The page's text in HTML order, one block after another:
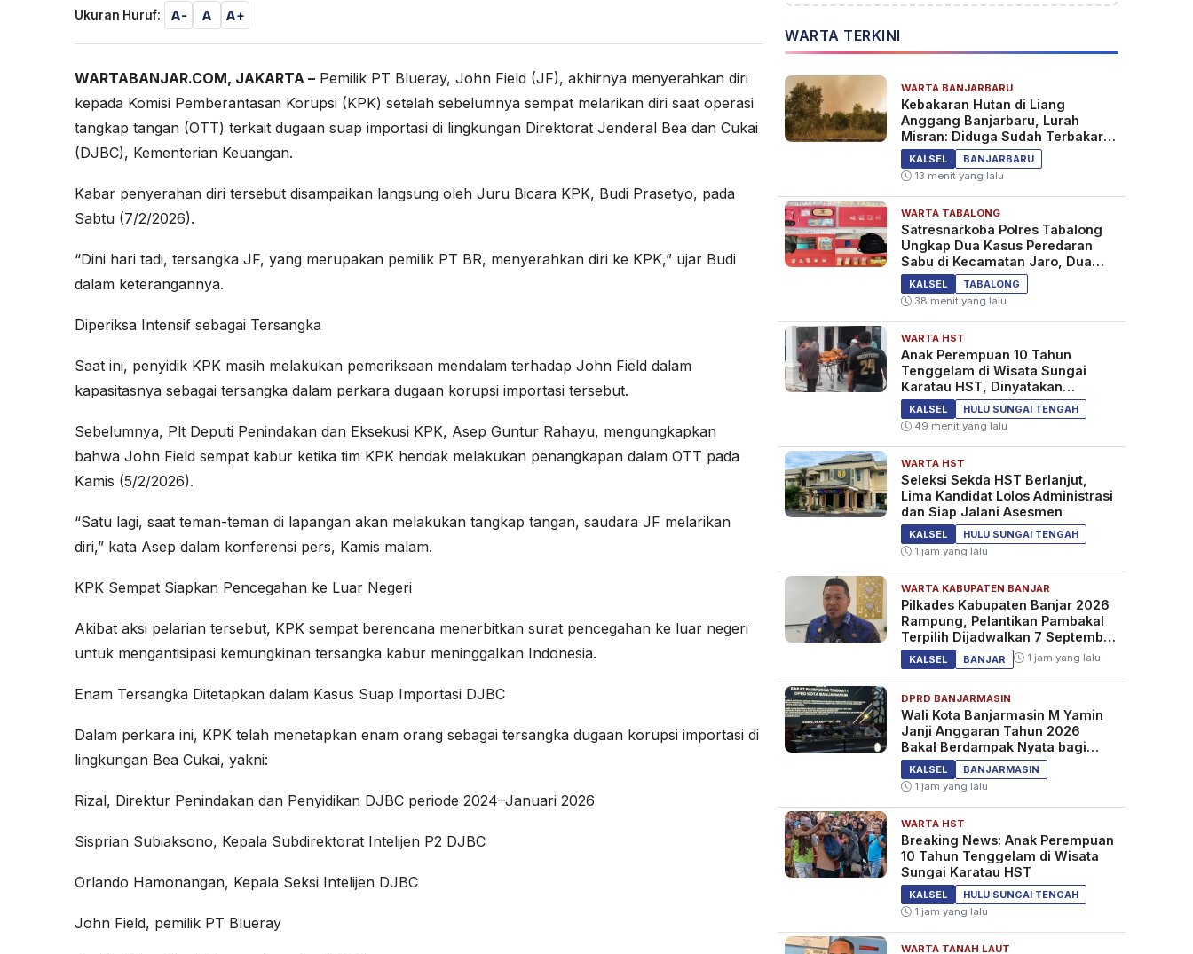
Ukuran Huruf: A- A A+
WARTABANJAR.COM, JAKARTA – Pemilik PT Blueray, John Field (JF), akhirnya menyerahkan diri
kepada Komisi Pemberantasan Korupsi (KPK) setelah sebelumnya sempat melarikan diri saat operasi
tangkap tangan (OTT) terkait dugaan suap importasi di lingkungan Direktorat Jenderal Bea dan Cukai
(DJBC), Kementerian Keuangan.
Kabar penyerahan diri tersebut disampaikan langsung oleh Juru Bicara KPK, Budi Prasetyo, pada
Sabtu (7/2/2026).
“Dini hari tadi, tersangka JF, yang merupakan pemilik PT BR, menyerahkan diri ke KPK,” ujar Budi
dalam keterangannya.
Diperiksa Intensif sebagai Tersangka
Saat ini, penyidik KPK masih melakukan pemeriksaan mendalam terhadap John Field dalam
kapasitasnya sebagai tersangka dalam perkara dugaan korupsi importasi tersebut.
Sebelumnya, Plt Deputi Penindakan dan Eksekusi KPK, Asep Guntur Rahayu, mengungkapkan
bahwa John Field sempat kabur ketika tim KPK hendak melakukan penangkapan dalam OTT pada
Kamis (5/2/2026).
“Satu lagi, saat teman-teman di lapangan akan melakukan tangkap tangan, saudara JF melarikan
diri,” kata Asep dalam konferensi pers, Kamis malam.
KPK Sempat Siapkan Pencegahan ke Luar Negeri
Akibat aksi pelarian tersebut, KPK sempat berencana menerbitkan surat pencegahan ke luar negeri
untuk mengantisipasi kemungkinan tersangka kabur meninggalkan Indonesia.
Enam Tersangka Ditetapkan dalam Kasus Suap Importasi DJBC
Dalam perkara ini, KPK telah menetapkan enam orang sebagai tersangka dugaan korupsi importasi di
lingkungan Bea Cukai, yakni:
Rizal, Direktur Penindakan dan Penyidikan DJBC periode 2024–Januari 2026
Sisprian Subiaksono, Kepala Subdirektorat Intelijen P2 DJBC
Orlando Hamonangan, Kepala Seksi Intelijen DJBC
John Field, pemilik PT Blueray
WARTA TERKINI
WARTA BANJARBARU
Kebakaran Hutan di Liang
Anggang Banjarbaru, Lurah
Misran: Diduga Sudah Terbakar
Sejak Tadi Malam
KALSEL
BANJARBARU
13 menit yang lalu
WARTA TABALONG
Satresnarkoba Polres Tabalong
Ungkap Dua Kasus Peredaran
Sabu di Kecamatan Jaro, Dua
Pelaku Diamankan
KALSEL
TABALONG
38 menit yang lalu
WARTA HST
Anak Perempuan 10 Tahun
Tenggelam di Wisata Sungai
Karatau HST, Dinyatakan
Meninggal Dunia
KALSEL
HULU SUNGAI TENGAH
49 menit yang lalu
WARTA HST
Seleksi Sekda HST Berlanjut,
Lima Kandidat Lolos Administrasi
dan Siap Jalani Asesmen
KALSEL
HULU SUNGAI TENGAH
1 jam yang lalu
WARTA KABUPATEN BANJAR
Pilkades Kabupaten Banjar 2026
Rampung, Pelantikan Pambakal
Terpilih Dijadwalkan 7 September
2026
KALSEL BANJAR 1 jam yang lalu
DPRD BANJARMASIN
Wali Kota Banjarmasin M Yamin
Janji Anggaran Tahun 2026
Bakal Berdampak Nyata bagi
Masyarakat&nbsp;
KALSEL
BANJARMASIN
1 jam yang lalu
WARTA HST
Breaking News: Anak Perempuan
10 Tahun Tenggelam di Wisata
Sungai Karatau HST
KALSEL
HULU SUNGAI TENGAH
1 jam yang lalu
WARTA TANAH LAUT